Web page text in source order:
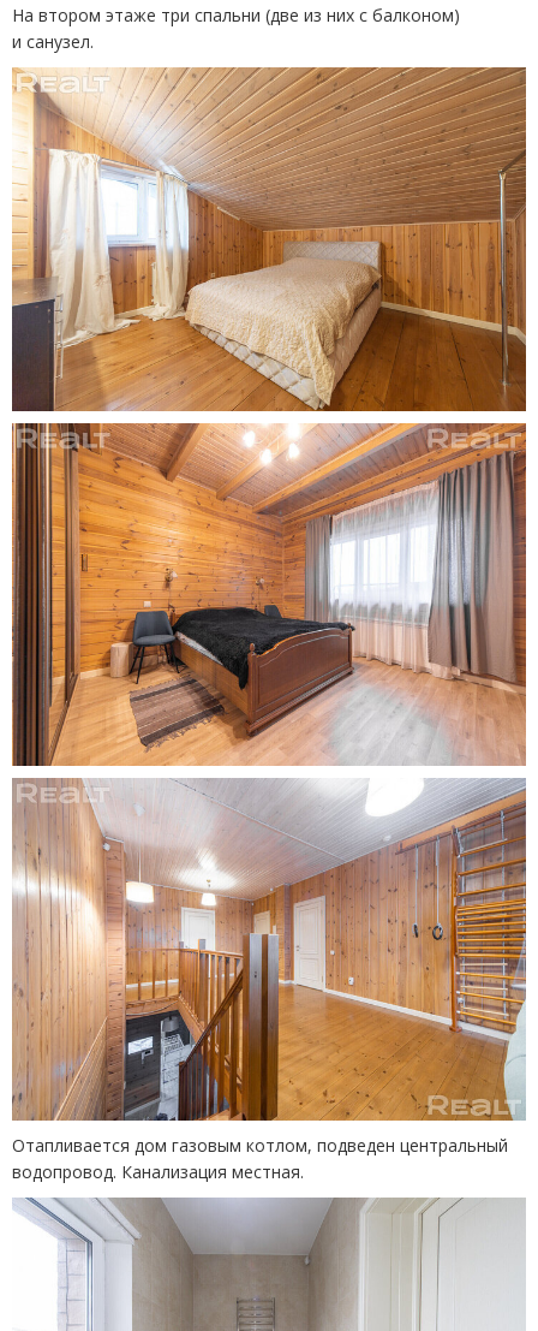
На втором этаже три спальни (две из них с балконом)
и санузел.
Отапливается дом газовым котлом, подведен центральный
водопровод. Канализация местная.